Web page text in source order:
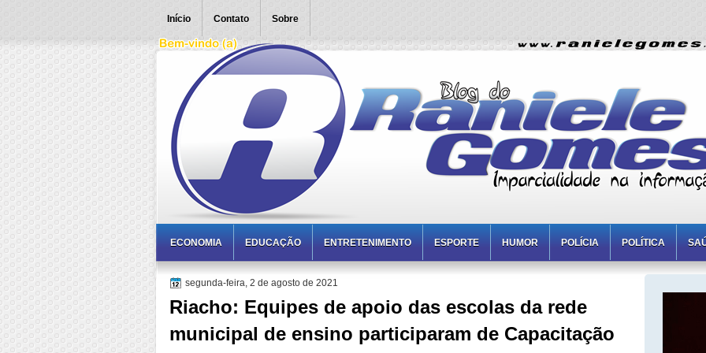
Início Contato Sobre
ECONOMIA EDUCAÇÃO ENTRETENIMENTO ESPORTE HUMOR POLÍCIA POLÍTICA
segunda-feira, 2 de agosto de 2021
Riacho: Equipes de apoio das escolas da rede
municipal de ensino participaram de Capacitação